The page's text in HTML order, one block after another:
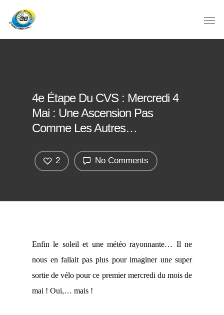
4e Étape Du CVS : Mercredi 4
Mai : Une Ascension Pas
Comme Les Autres…
No Comments
2
Enfin le soleil et une météo rayonnante… Il ne
nous en fallait pas plus pour imaginer une super
sortie de vélo pour ce premier mercredi du mois de
mai ! Oui,… mais !